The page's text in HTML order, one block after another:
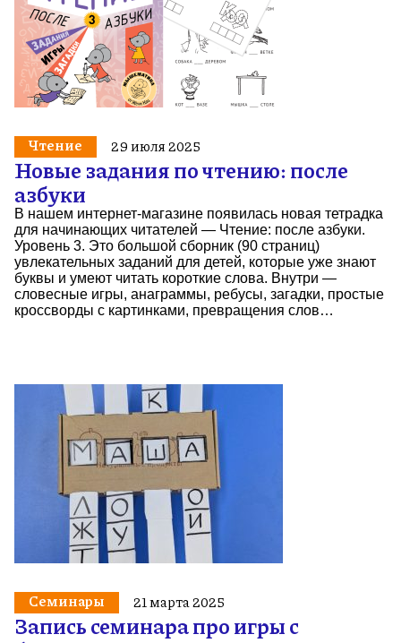
Чтение 29 июля 2025
Новые задания по чтению: после
азбуки
В нашем интернет-магазине появилась новая тетрадка
для начинающих читателей — Чтение: после азбуки.
Уровень 3. Это большой сборник (90 страниц)
увлекательных заданий для детей, которые уже знают
буквы и умеют читать короткие слова. Внутри —
словесные игры, анаграммы, ребусы, загадки, простые
кроссворды с картинками, превращения слов…
Семинары 21 марта 2025
Запись семинара про игры с